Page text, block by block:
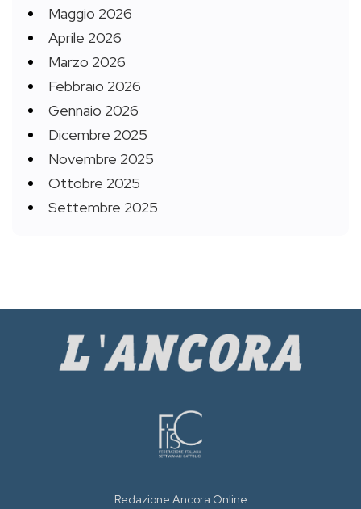
Maggio 2026
Aprile 2026
Marzo 2026
Febbraio 2026
Gennaio 2026
Dicembre 2025
Novembre 2025
Ottobre 2025
Settembre 2025
Redazione Ancora Online